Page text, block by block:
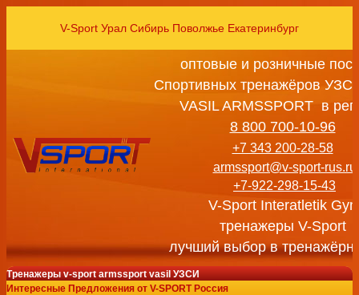
V-Sport Урал Сибирь Поволжье Екатеринбург
оптовые и розничные
Спортивных тренажёров
VASIL ARMSSPORT в
8 800 700-10-96
+7 343 200-28-58
armssport@v-sport-rus.ru
+7-922-298-15-43
V-Sport Interatletik
тренажеры V-Sport
лучший выбор в
Тренажеры v-sport armssport vasil УЗСИ
Интересные Предложения от V-SPORT Россия